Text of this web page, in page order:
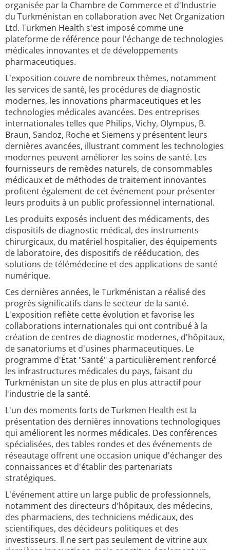
organisée par la Chambre de Commerce et d'Industrie
du Turkménistan en collaboration avec Net Organization
Ltd. Turkmen Health s'est imposé comme une
plateforme de référence pour l'échange de technologies
médicales innovantes et de développements
pharmaceutiques.
L'exposition couvre de nombreux thèmes, notamment
les services de santé, les procédures de diagnostic
modernes, les innovations pharmaceutiques et les
technologies médicales avancées. Des entreprises
internationales telles que Philips, Vichy, Olympus, B.
Braun, Sandoz, Roche et Siemens y présentent leurs
dernières avancées, illustrant comment les technologies
modernes peuvent améliorer les soins de santé. Les
fournisseurs de remèdes naturels, de consommables
médicaux et de méthodes de traitement innovantes
profitent également de cet événement pour présenter
leurs produits à un public professionnel international.
Les produits exposés incluent des médicaments, des
dispositifs de diagnostic médical, des instruments
chirurgicaux, du matériel hospitalier, des équipements
de laboratoire, des dispositifs de rééducation, des
solutions de télémédecine et des applications de santé
numérique.
Ces dernières années, le Turkménistan a réalisé des
progrès significatifs dans le secteur de la santé.
L'exposition reflète cette évolution et favorise les
collaborations internationales qui ont contribué à la
création de centres de diagnostic modernes, d'hôpitaux,
de sanatoriums et d'usines pharmaceutiques. Le
programme d'État "Santé" a particulièrement renforcé
les infrastructures médicales du pays, faisant du
Turkménistan un site de plus en plus attractif pour
l'industrie de la santé.
L'un des moments forts de Turkmen Health est la
présentation des dernières innovations technologiques
qui améliorent les normes médicales. Des conférences
spécialisées, des tables rondes et des événements de
réseautage offrent une occasion unique d'échanger des
connaissances et d'établir des partenariats
stratégiques.
L'événement attire un large public de professionnels,
notamment des directeurs d'hôpitaux, des médecins,
des pharmaciens, des techniciens médicaux, des
scientifiques, des décideurs politiques et des
investisseurs. Il ne sert pas seulement de vitrine aux